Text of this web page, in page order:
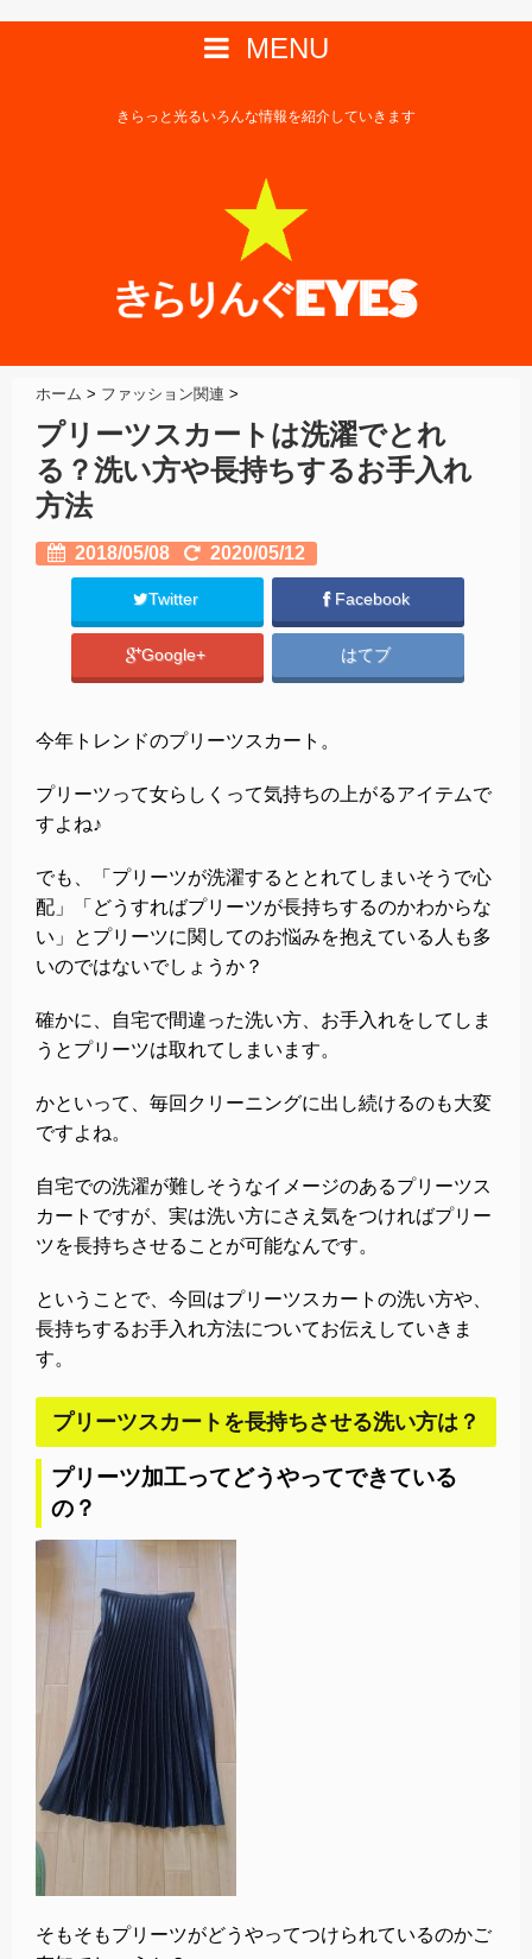
MENU
きらっと光るいろんな情報を紹介していきます
ホーム > ファッション関連 >
プリーツスカートは洗濯でとれ
る？洗い方や長持ちするお手入れ
方法
2018/05/08 2020/05/12
Twitter Facebook
Google+ はてブ
今年トレンドのプリーツスカート。
プリーツって女らしくって気持ちの上がるアイテムで
すよね♪
でも、「プリーツが洗濯するととれてしまいそうで心
配」「どうすればプリーツが長持ちするのかわからな
い」とプリーツに関してのお悩みを抱えている人も多
いのではないでしょうか？
確かに、自宅で間違った洗い方、お手入れをしてしま
うとプリーツは取れてしまいます。
かといって、毎回クリーニングに出し続けるのも大変
ですよね。
自宅での洗濯が難しそうなイメージのあるプリーツス
カートですが、実は洗い方にさえ気をつければプリー
ツを長持ちさせることが可能なんです。
ということで、今回はプリーツスカートの洗い方や、
長持ちするお手入れ方法についてお伝えしていきま
す。
プリーツスカートを長持ちさせる洗い方は？
プリーツ加工ってどうやってできている
の？
そもそもプリーツがどうやってつけられているのかご